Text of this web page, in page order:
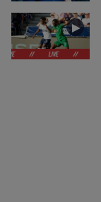
►
LIVE // LIVE //